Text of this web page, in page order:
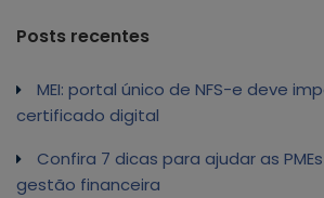
Posts recentes
MEI: portal único de NFS-e deve
certificado digital
Confira 7 dicas para ajudar as
gestão financeira